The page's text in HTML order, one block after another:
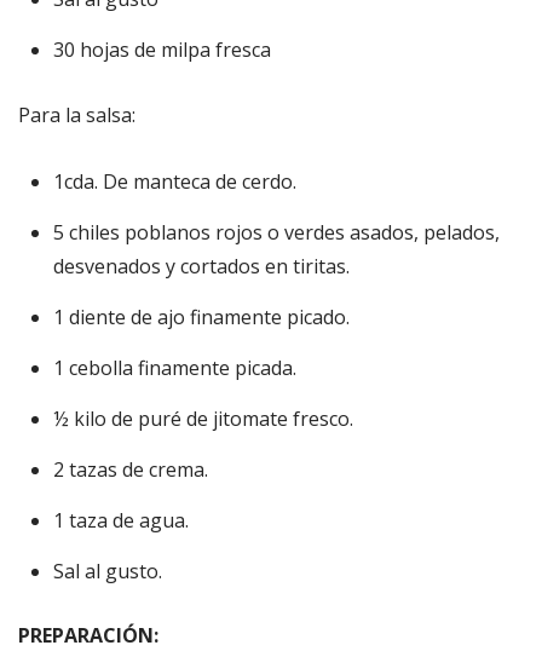
30 hojas de milpa fresca
Para la salsa:
1cda. De manteca de cerdo.
5 chiles poblanos rojos o verdes asados, pelados,
desvenados y cortados en tiritas.
1 diente de ajo finamente picado.
1 cebolla finamente picada.
½ kilo de puré de jitomate fresco.
2 tazas de crema.
1 taza de agua.
Sal al gusto.
PREPARACIÓN: